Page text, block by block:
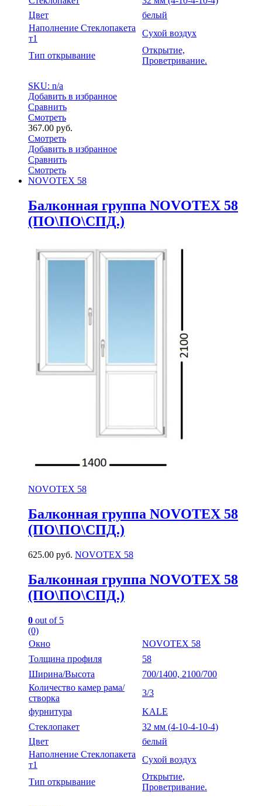
Цвет
белый
Наполнение Стеклопакета
т1
Сухой воздух
Тип открывание
Открытие,
Проветривание.
SKU: n/a
Добавить в избранное
Сравнить
Смотреть
367.00 руб.
Смотреть
Добавить в избранное
Сравнить
Смотреть
NOVOTEX 58
Балконная группа NOVOTEX 58
(ПО\ПО\СПД.)
NOVOTEX 58
Балконная группа NOVOTEX 58
(ПО\ПО\СПД.)
625.00 руб. NOVOTEX 58
Балконная группа NOVOTEX 58
(ПО\ПО\СПД.)
0 out of 5
(0)
Окно
NOVOTEX 58
Толщина профиля
58
Ширина/Высота
700/1400, 2100/700
Количество камер рама/
створка
3/3
фурнитура
KALE
Стеклопакет
32 мм (4-10-4-10-4)
Цвет
белый
Наполнение Стеклопакета
т1
Сухой воздух
Тип открывание
Открытие,
Проветривание.